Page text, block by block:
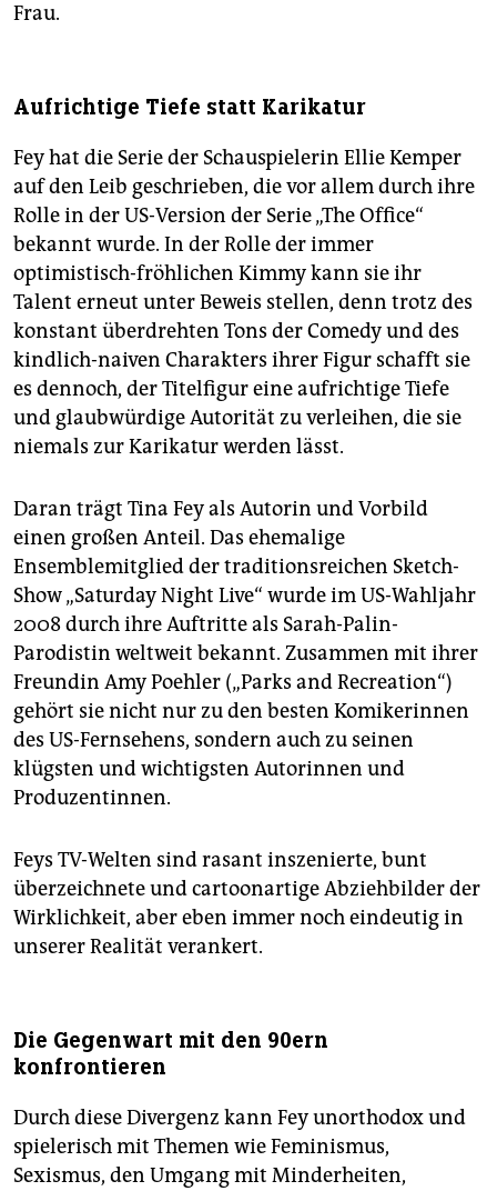
Frau.
Aufrichtige Tiefe statt Karikatur
Fey hat die Serie der Schauspielerin Ellie Kemper
auf den Leib geschrieben, die vor allem durch ihre
Rolle in der US-Version der Serie „The Office“
bekannt wurde. In der Rolle der immer
optimistisch-fröhlichen Kimmy kann sie ihr
Talent erneut unter Beweis stellen, denn trotz des
konstant überdrehten Tons der Comedy und des
kindlich-naiven Charakters ihrer Figur schafft sie
es dennoch, der Titelfigur eine aufrichtige Tiefe
und glaubwürdige Autorität zu verleihen, die sie
niemals zur Karikatur werden lässt.
Daran trägt Tina Fey als Autorin und Vorbild
einen großen Anteil. Das ehemalige
Ensemblemitglied der traditionsreichen Sketch-
Show „Saturday Night Live“ wurde im US-Wahljahr
2008 durch ihre Auftritte als Sarah-Palin-
Parodistin weltweit bekannt. Zusammen mit ihrer
Freundin Amy Poehler („Parks and Recreation“)
gehört sie nicht nur zu den besten Komikerinnen
des US-Fernsehens, sondern auch zu seinen
klügsten und wichtigsten Autorinnen und
Produzentinnen.
Feys TV-Welten sind rasant inszenierte, bunt
überzeichnete und cartoonartige Abziehbilder der
Wirklichkeit, aber eben immer noch eindeutig in
unserer Realität verankert.
Die Gegenwart mit den 90ern
konfrontieren
Durch diese Divergenz kann Fey unorthodox und
spielerisch mit Themen wie Feminismus,
Sexismus, den Umgang mit Minderheiten,